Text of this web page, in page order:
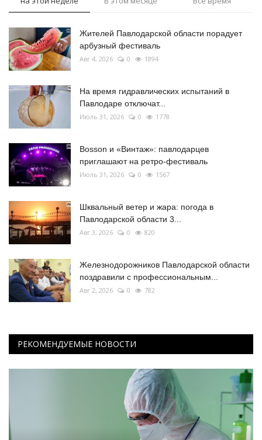
Жителей Павлодарской области порадует
арбузный фестиваль
Авг 4, 2026 0 1894
На время гидравлических испытаний в
Павлодаре отключат...
Июль 31, 2026 0 1778
Bosson и «Винтаж»: павлодарцев
приглашают на ретро-фестиваль
Июль 31, 2026 0 1567
Шквальный ветер и жара: погода в
Павлодарской области 3...
Авг 3, 2026 0 820
Железнодорожников Павлодарской области
поздравили с профессиональным...
Авг 2, 2026 0 782
РЕКОМЕНДУЕМЫЕ НОВОСТИ